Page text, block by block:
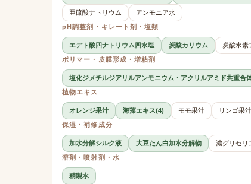
亜硫酸ナトリウム
アンモニア水
pH調整剤・キレート剤・塩類
エデト酸四ナトリウム四水塩 炭酸カリウム
炭酸水素
ポリマー・皮膜形成・増粘剤
塩化ジメチルジアリルアンモニウム・アクリルアミド共重合
植物エキス
オレンジ果汁 海藻エキス(4) モモ果汁 リンゴ果汁
保湿・補修成分
加水分解シルク液 大豆たん白加水分解物 濃グリセリ
溶剤・噴射剤・水
精製水